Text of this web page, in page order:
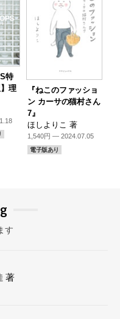
特
理
『ねこのファッショ
ン カーサの猫村さん
7』
ほしよりこ 著
1,540円 — 2024.07.05
電子版あり
す
著